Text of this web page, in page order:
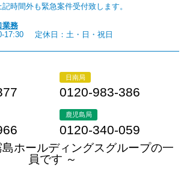
時間外も緊急案件受付致します。
業務
17:30
定休日：土・日・祝日
日南局
0120-983-386
鹿児島局
0120-340-059
島ホールディングスグループの一
員です ～